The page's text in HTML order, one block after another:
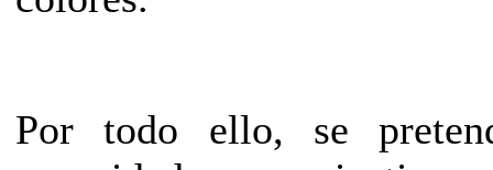
Por todo ello, se